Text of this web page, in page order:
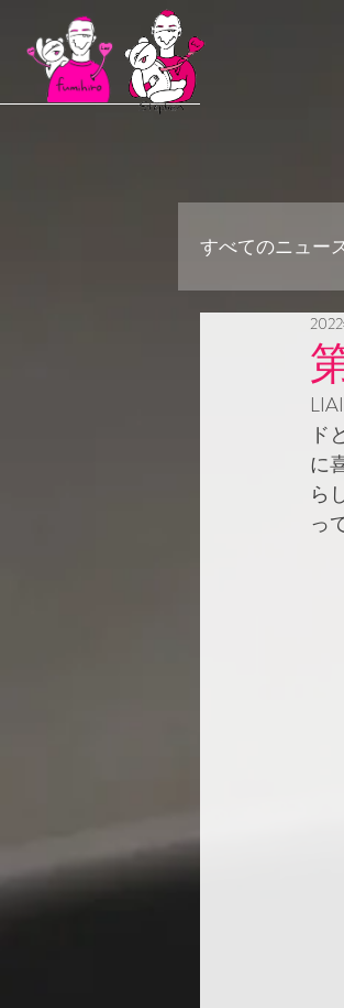
すべてのニュー
ド
に
ら
っ